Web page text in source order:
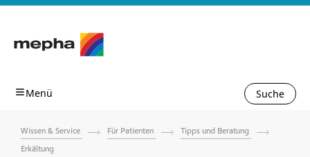
Suche
Wissen & Service Für Patienten
Tipps und Beratung
Erkältung